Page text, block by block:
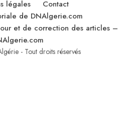
légales
Contact
de DNAlgerie.com
et de correction des articles –
- Tout droits réservés